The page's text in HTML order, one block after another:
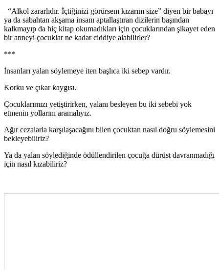
–“Alkol zararlıdır. İçtiğinizi görürsem kızarım size” diyen bir babayı
ya da sabahtan akşama insanı aptallaştıran dizilerin başından
kalkmayıp da hiç kitap okumadıkları için çocuklarından şikayet eden
bir anneyi çocuklar ne kadar ciddiye alabilirler?
***
İnsanları yalan söylemeye iten başlıca iki sebep vardır.
Korku ve çıkar kaygısı.
Çocuklarımızı yetiştirirken, yalanı besleyen bu iki sebebi yok
etmenin yollarını aramalıyız.
Ağır cezalarla karşılaşacağını bilen çocuktan nasıl doğru söylemesini
bekleyebiliriz?
Ya da yalan söylediğinde ödüllendirilen çocuğa dürüst davranmadığı
için nasıl kızabiliriz?